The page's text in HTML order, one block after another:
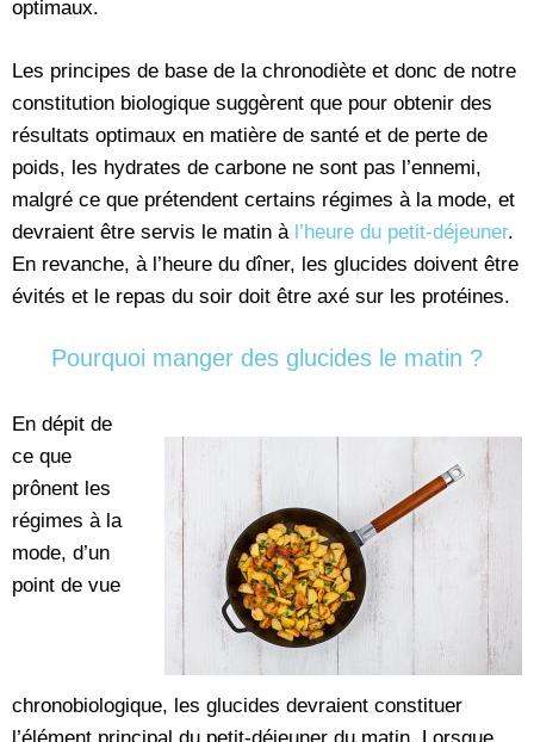
optimaux.
Les principes de base de la chronodiète et donc de notre
constitution biologique suggèrent que pour obtenir des
résultats optimaux en matière de santé et de perte de
poids, les hydrates de carbone ne sont pas l’ennemi,
malgré ce que prétendent certains régimes à la mode, et
devraient être servis le matin à l’heure du petit-déjeuner.
En revanche, à l’heure du dîner, les glucides doivent être
évités et le repas du soir doit être axé sur les protéines.
Pourquoi manger des glucides le matin ?
En dépit de
ce que
prônent les
régimes à la
mode, d’un
point de vue
chronobiologique, les glucides devraient constituer